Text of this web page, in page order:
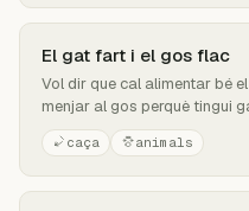
El gat fart i el gos flac
Vol dir que cal alimentar bé
menjar al gos perquè tingui
caça animals